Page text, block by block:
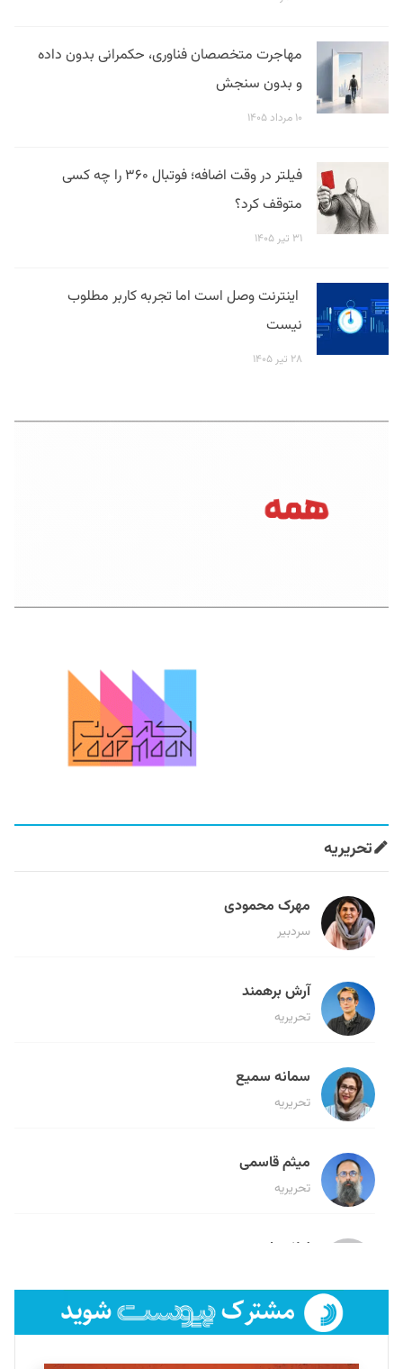
مهاجرت متخصصان فناوری، حکمرانی بدون داده
و بدون سنجش
۱۰ مرداد ۱۴۰۵
فیلتر در وقت اضافه؛ فوتبال ۳۶۰ را چه کسی
متوقف کرد؟
۳۱ تیر ۱۴۰۵
اینترنت وصل است اما تجربه کاربر مطلوب
نیست
۲۸ تیر ۱۴۰۵
تحریریه
مهرک محمودی
سردبیر
آرش برهمند
تحریریه
سمانه سمیع
تحریریه
میثم قاسمی
تحریریه
لیلا حنارود
فائزه فتحی رستمی
تحریریه